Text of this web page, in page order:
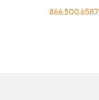
866.500.6587